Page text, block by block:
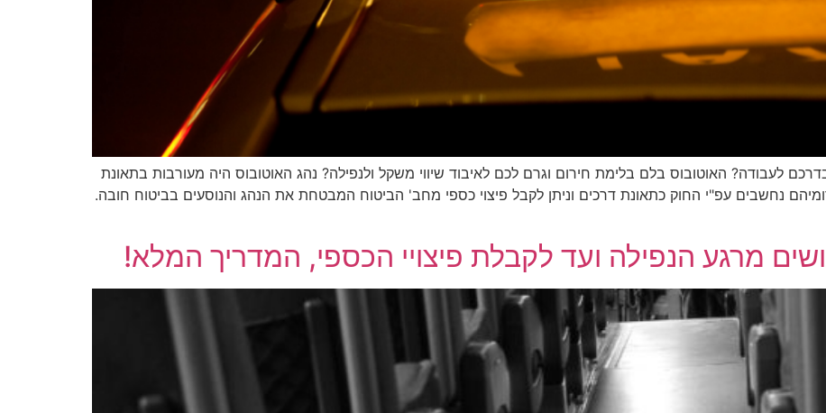
לעבודה? האוטובוס בלם בלימת חירום וגרם לכם לאיבוד שיווי משקל ולנפילה? נהג האוטובוס היה מעורבות בתאונת
נחשבים עפ"י החוק כתאונת דרכים וניתן לקבל פיצוי כספי מחב' הביטוח המבטחת את הנהג והנוסעים בביטוח חובה.
מרגע הנפילה ועד לקבלת פיצויי הכספי, המדריך המלא!